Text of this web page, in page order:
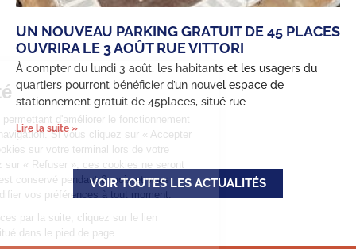
Confidentialité
Ce site utilise des cookies permettant d'améliorer le fonctionnement
grâce aux statistiques de navigation. Si vous cliquez sur « Accepter
», nous déposeront ces cookies sur votre terminal lors de votre
navigation. Si vous cliquez sur « Refuser », ces cookies ne seront
pas déposés. Votre choix est conservé pendant 6 mois et vous
pouvez être informé et modifier vos préférences à tout moment.
Pour modifier vos préférences par la suite, cliquez sur le lien
'Préférences de cookies' situé dans le pied de page.
UN NOUVEAU PARKING GRATUIT DE 45 PLACES
OUVRIRA LE 3 AOÛT RUE VITTORI
À compter du lundi 3 août, les habitants et les usagers du
quartiers pourront bénéficier d’un nouvel espace de
stationnement gratuit de 45places, situé rue
Lire la suite »
VOIR TOUTES LES ACTUALITÉS